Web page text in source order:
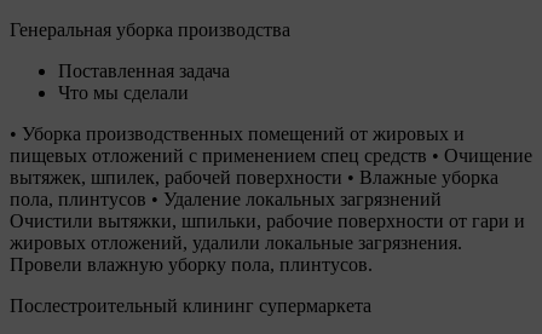
Генеральная уборка производства
Поставленная задача
Что мы сделали
• Уборка производственных помещений от жировых и
пищевых отложений с применением спец средств • Очищение
вытяжек, шпилек, рабочей поверхности • Влажные уборка
пола, плинтусов • Удаление локальных загрязнений
Очистили вытяжки, шпильки, рабочие поверхности от гари и
жировых отложений, удалили локальные загрязнения.
Провели влажную уборку пола, плинтусов.
Послестроительный клининг супермаркета